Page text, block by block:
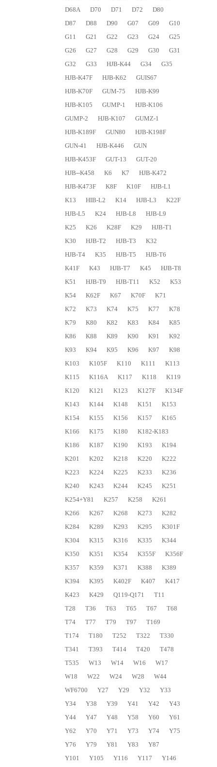
D68A
D70 D71 D72
D80
D87
D88 D90 G07 G09
G10
G11
G21 G22 G23 G24
G25
G26
G27 G28 G29 G30
G31
G32
G33 HJB-K44 G34
G35
HJB-K47F
HJB-K62
GUIS67
HJB-K70F
GUM-75
HJB-K99
HJB-K105
GUMP-1
HJB-K106
GUMP-2
HJB-K107
GUMZ-1
HJB-K189F
GUN80
HJB-K198F
GUN-41
HJB-K446
GUN
HJB-K453F
GUT-13
GUT-20
HJB--K458
K6 K7
HJB-K472
HJB-K473F
K8F K10F
HJB-L1
K13
HIB-L2 K14 HJB-L3
K22F
HJB-L5
K24 HJB-L8
HJB-L9
K25
K26 K28F K29
HJB-T1
K30
HJB-T2 HJB-T3
K32
HJB-T4
K35 HJB-T5
HJB-T6
K41F
K43 HJB-T7 K45
HJB-T8
K51
HJB-T9 HJB-T11 K52
K53
K54
K62F K67 K70F
K71
K72
K73 K74 K75 K77
K78
K79
K80 K82 K83 K84
K85
K86
K88 K89 K90 K91
K92
K93
K94 K95 K96 K97
K98
K103
K105F K110 K111
K113
K115
K116A K117 K118
K119
K120
K121 K123 K127F
K134F
K143
K144 K148 K151
K153
K154
K155 K156 K157
K165
K166
K175 K180
K182-K183
K186
K187 K190 K193
K194
K201
K202 K218 K220
K222
K223
K224 K225 K233
K236
K240
K243 K244 K245
K251
K254+Y81
K257 K258
K261
K266
K267 K268 K273
K282
K284
K289 K293 K295
K301F
K304
K315 K316 K335
K344
K350
K351 K354 K355F
K356F
K357
K359 K371 K388
K389
K394
K395 K402F K407
K417
K423
K429 Q119-Q171
T11
T28
T36 T63 T65 T67
T68
T74
T77 T79 T97
T169
T174
T180 T252 T322
T330
T341
T393 T414 T420
T478
T535
W13 W14 W16
W17
W18
W22 W24 W28
W44
WF6700
Y27 Y29 Y32
Y33
Y34
Y38 Y39 Y41 Y42
Y43
Y44
Y47 Y48 Y58 Y60
Y61
Y62
Y70 Y71 Y73 Y74
Y75
Y76
Y79 Y81 Y83
Y87
Y101
Y105 Y116 Y117 Y146